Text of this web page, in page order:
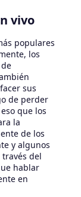
vivo
populares
los
sus
de perder
que los
la
de los
y algunos
del
hablar
en